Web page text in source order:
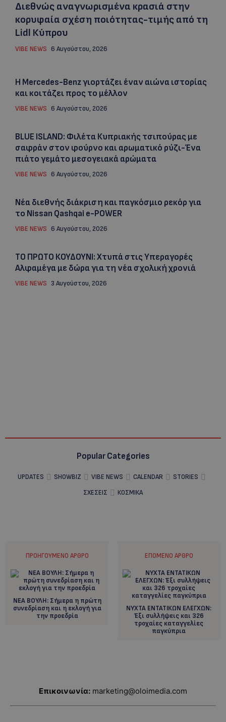
Διεθνώς αναγνωρισμένα κρασιά στην
κορυφαία σχέση ποιότητας-τιμής από τη
Lidl Κύπρου
VIBE NEWS 6 Αυγούστου, 2026
Η Mercedes-Benz γιορτάζει έναν αιώνα ιστορίας
και κοιτάζει προς το μέλλον
VIBE NEWS 6 Αυγούστου, 2026
BLUE ISLAND: Φιλέτα Κυπριακής τσιπούρας με
σαφράν στον φούρνο και αρωματικό ρύζι-Ένα
πιάτο γεμάτο μεσογειακά αρώματα
VIBE NEWS 6 Αυγούστου, 2026
Νέα διεθνής διάκριση και παγκόσμιο ρεκόρ για
το Nissan Qashqai e-POWER
VIBE NEWS 6 Αυγούστου, 2026
ΤΟ ΠΡΩΤΟ ΚΟΥΔΟΥΝΙ: Xτυπά στις Υπεραγορές
Αλφαμέγα με δώρα για τη νέα σχολική χρονιά
VIBE NEWS 3 Αυγούστου, 2026
Popular Categories
UPDATES SHOWBIZ VIBE NEWS CALENDAR
STORIES
ΣΧΕΣΕΙΣ
ΚΟΣΜΙΚΑ
ΠΡΟΗΓΟΎΜΕΝΟ ΆΡΘΡΟ
ΝΕΑ ΒΟΥΛΗ: Σήμερα η πρώτη
συνεδρίαση και η εκλογή για
την προεδρία
ΕΠΌΜΕΝΟ ΆΡΘΡΟ
ΝΥΧΤΑ ΕΝΤΑΤΙΚΩΝ ΕΛΕΓΧΩΝ:
Έξι συλλήψεις και 326
τροχαίες καταγγελίες
παγκύπρια
Επικοινωνία: marketing@oloimedia.com